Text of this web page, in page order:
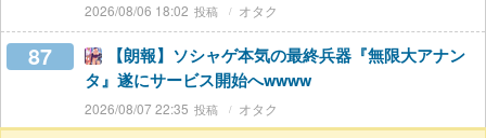
2026/08/06 18:02 オタク
87
【朗報】ソシャゲ本気の最終兵器『無限大アナン
タ』遂にサービス開始へwwww
2026/08/07 22:35 オタク